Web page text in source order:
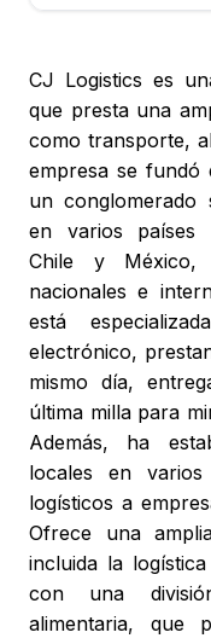
CJ Logistics es
que presta una
como transporte,
empresa se fundó
un conglomerado
en varios países
Chile y México,
nacionales e
está
electrónico,
mismo día,
última milla para
Además, ha
locales en
logísticos a
Ofrece una
incluida la
con una
alimentaria, que